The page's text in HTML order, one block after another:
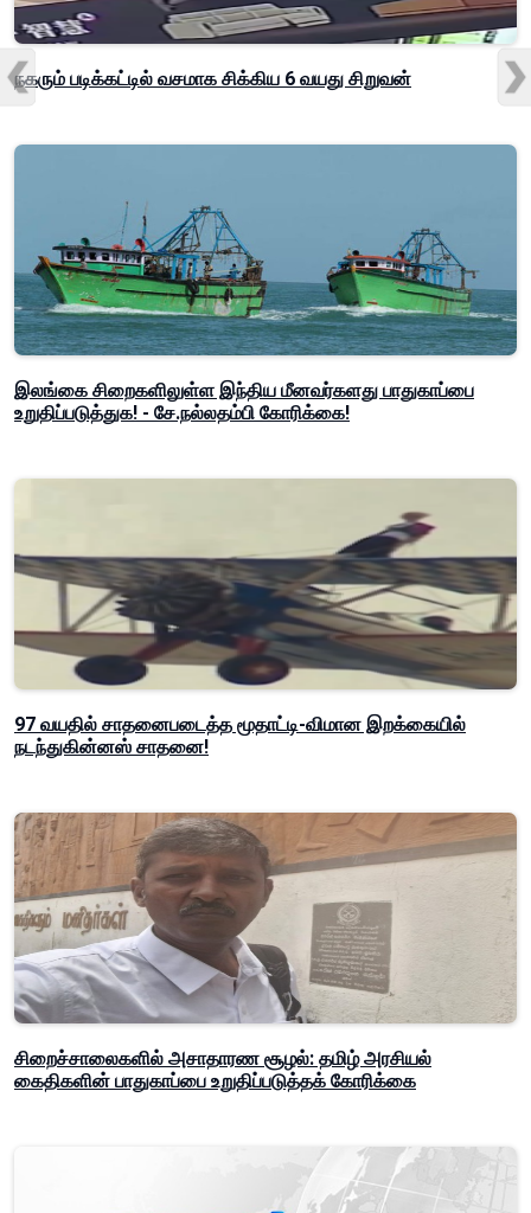
நகரும் படிக்கட்டில் வசமாக சிக்கிய 6 வயது சிறுவன்
இலங்கை சிறைகளிலுள்ள இந்திய மீனவர்களது பாதுகாப்பை
உறுதிப்படுத்துக! - சே.நல்லதம்பி கோரிக்கை!
97 வயதில் சாதனைபடைத்த மூதாட்டி-விமான இறக்கையில்
நடந்துகின்னஸ் சாதனை!
சிறைச்சாலைகளில் அசாதாரண சூழல்: தமிழ் அரசியல்
கைதிகளின் பாதுகாப்பை உறுதிப்படுத்தக் கோரிக்கை